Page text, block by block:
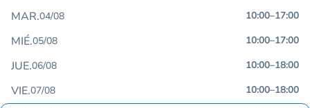
MAR.04/08 10:00–17:00
MIÉ.05/08 10:00–17:00
JUE.06/08 10:00–18:00
VIE.07/08 10:00–18:00